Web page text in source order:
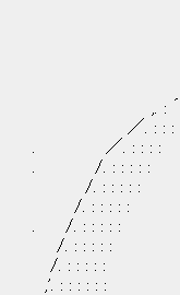
_乂
_ -
,. :
／. :
. ／. : :
. /. : : :
/. : : :
/. : : : : :
. /. :
/. : :
/. : : : :
,'. : : :